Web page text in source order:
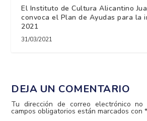
El Instituto de Cultura Alicantino
convoca el Plan de Ayudas para la
2021
31/03/2021
DEJA UN COMENTARIO
Tu dirección de correo electrónico no
campos obligatorios están marcados con*